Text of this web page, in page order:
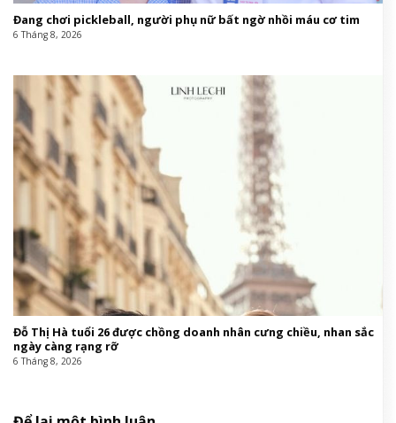
Đang chơi pickleball, người phụ nữ bất ngờ nhồi máu cơ tim
6 Tháng 8, 2026
Đỗ Thị Hà tuổi 26 được chồng doanh nhân cưng chiều, nhan sắc
ngày càng rạng rỡ
6 Tháng 8, 2026